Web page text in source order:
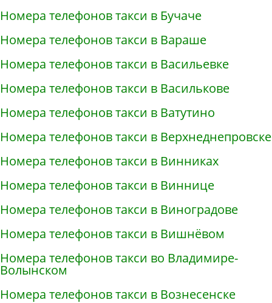
Номера телефонов такси в Бучаче
Номера телефонов такси в Вараше
Номера телефонов такси в Васильевке
Номера телефонов такси в Василькове
Номера телефонов такси в Ватутино
Номера телефонов такси в Верхнеднепровске
Номера телефонов такси в Винниках
Номера телефонов такси в Виннице
Номера телефонов такси в Виноградове
Номера телефонов такси в Вишнёвом
Номера телефонов такси во Владимире-
Волынском
Номера телефонов такси в Вознесенске